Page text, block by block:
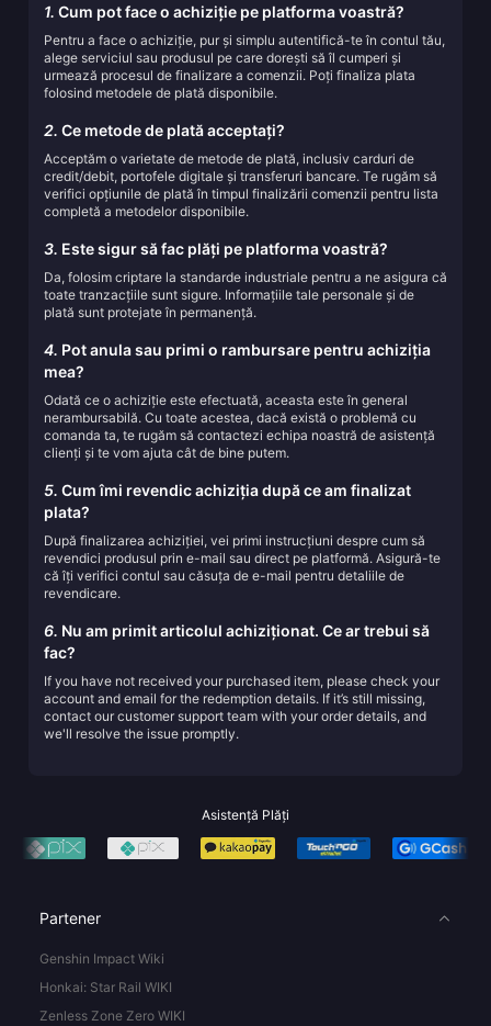
1. Cum pot face o achiziție pe platforma voastră?
Pentru a face o achiziție, pur și simplu autentifică-te în contul tău,
alege serviciul sau produsul pe care dorești să îl cumperi și
urmează procesul de finalizare a comenzii. Poți finaliza plata
folosind metodele de plată disponibile.
2. Ce metode de plată acceptați?
Acceptăm o varietate de metode de plată, inclusiv carduri de
credit/debit, portofele digitale și transferuri bancare. Te rugăm să
verifici opțiunile de plată în timpul finalizării comenzii pentru lista
completă a metodelor disponibile.
3. Este sigur să fac plăți pe platforma voastră?
Da, folosim criptare la standarde industriale pentru a ne asigura că
toate tranzacțiile sunt sigure. Informațiile tale personale și de
plată sunt protejate în permanență.
4. Pot anula sau primi o rambursare pentru achiziția
mea?
Odată ce o achiziție este efectuată, aceasta este în general
nerambursabilă. Cu toate acestea, dacă există o problemă cu
comanda ta, te rugăm să contactezi echipa noastră de asistență
clienți și te vom ajuta cât de bine putem.
5. Cum îmi revendic achiziția după ce am finalizat
plata?
După finalizarea achiziției, vei primi instrucțiuni despre cum să
revendici produsul prin e-mail sau direct pe platformă. Asigură-te
că îți verifici contul sau căsuța de e-mail pentru detaliile de
revendicare.
6. Nu am primit articolul achiziționat. Ce ar trebui să
fac?
If you have not received your purchased item, please check your
account and email for the redemption details. If it’s still missing,
contact our customer support team with your order details, and
we'll resolve the issue promptly.
Asistență Plăți
Partener
Genshin Impact Wiki
Honkai: Star Rail WIKI
Zenless Zone Zero WIKI